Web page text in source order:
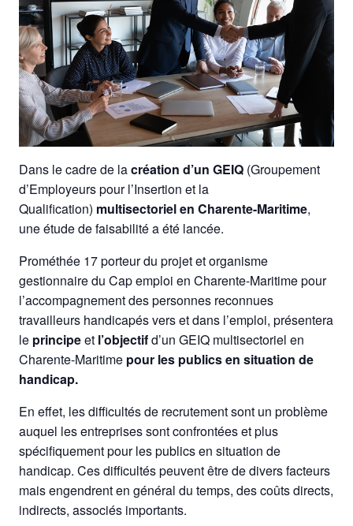
Dans le cadre de lacréation d’un GEIQ (Groupement
d’Employeurs pour l’Insertion et la
Qualification) multisectoriel en Charente-Maritime,
une étude de faisabilité a été lancée.
Prométhée 17 porteur du projet et organisme
gestionnaire du Cap emploi en Charente-Maritime pour
l’accompagnement des personnes reconnues
travailleurs handicapés vers et dans l’emploi, présentera
le principeet l’objectifd’un GEIQ multisectoriel en
Charente-Maritime pour les publics en situation de
handicap.
En effet, les difficultés de recrutement sont un problème
auquel les entreprises sont confrontées et plus
spécifiquement pour les publics en situation de
handicap. Ces difficultés peuvent être de divers facteurs
mais engendrent en général du temps, des coûts directs,
indirects, associés importants.